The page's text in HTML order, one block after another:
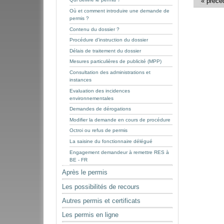
Où et comment introduire une demande de
permis ?
Contenu du dossier ?
Procédure d’instruction du dossier
Délais de traitement du dossier
Mesures particulières de publicité (MPP)
Consultation des administrations et
instances
Evaluation des incidences
environnementales
Demandes de dérogations
Modifier la demande en cours de procédure
Octroi ou refus de permis
La saisine du fonctionnaire délégué
Engagement demandeur à remettre RES à
BE - FR
Après le permis
Les possibilités de recours
Autres permis et certificats
Les permis en ligne